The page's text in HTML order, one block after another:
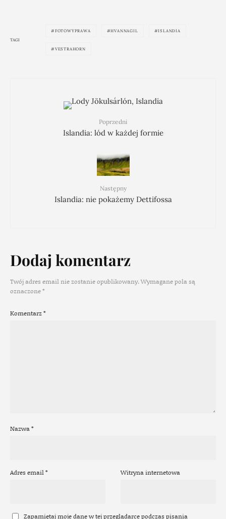
TAGI
FOTOWYPRAWA HVANNAGIL ISLANDIA
VESTRAHORN
Poprzedni
Islandia: lód w każdej formie
Następny
Islandia: nie pokażemy Dettifossa
Dodaj komentarz
Twój adres email nie zostanie opublikowany.Wymagane pola są
oznaczone*
Komentarz*
Nazwa*
Adres email* Witryna internetowa
Zapamiętaj moje dane w tej przeglądarce podczas pisania